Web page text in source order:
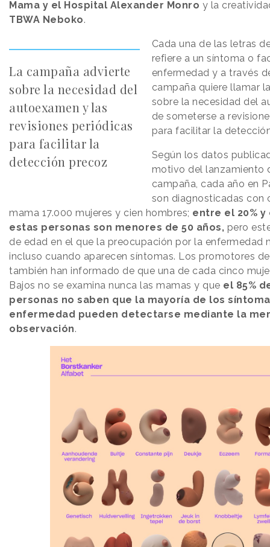
Mama y el Hospital Alexander Monro y la
TBWA Neboko.
La campaña advierte
sobre la necesidad del
autoexamen y las
revisiones periódicas
para facilitar la
detección precoz
Cada una de las letras
refiere a un síntoma o
enfermedad y a través
campaña quiere llamar
sobre la necesidad del
de someterse a
para facilitar la
Según los datos
motivo del lanzamiento
campaña, cada año en
son diagnosticadas con
mama 17.000 mujeres y cien hombres; entre el 20% y
estas personas son menores de 50 años, pero
de edad en el que la preocupación por la enfermedad
incluso cuando aparecen síntomas. Los promotores
también han informado de que una de cada cinco
Bajos no se examina nunca las mamas y que el 85%
personas no saben que la mayoría de los
enfermedad pueden detectarse mediante la
observación.